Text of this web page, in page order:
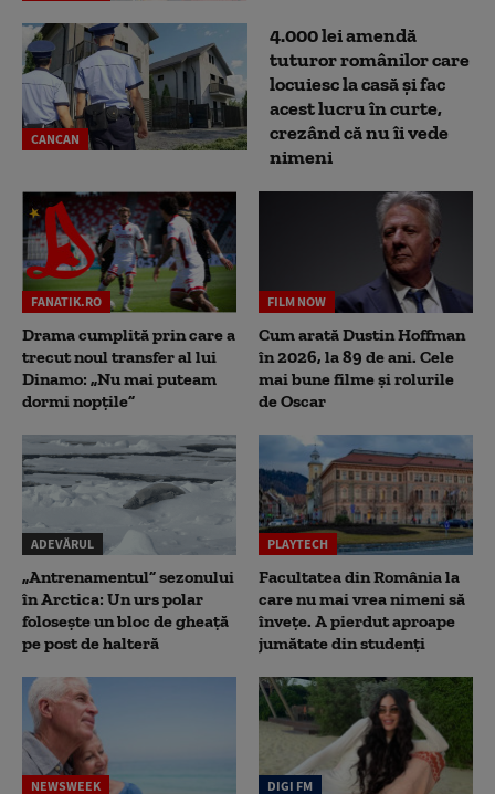
CANCAN
4.000 lei amendă
tuturor românilor care
locuiesc la casă și fac
acest lucru în curte,
crezând că nu îi vede
nimeni
FANATIK.RO
Drama cumplită prin care a
trecut noul transfer al lui
Dinamo: „Nu mai puteam
dormi nopțile”
FILM NOW
Cum arată Dustin Hoffman
în 2026, la 89 de ani. Cele
mai bune filme și rolurile
de Oscar
ADEVĂRUL
„Antrenamentul” sezonului
în Arctica: Un urs polar
folosește un bloc de gheață
pe post de halteră
PLAYTECH
Facultatea din România la
care nu mai vrea nimeni să
înveţe. A pierdut aproape
jumătate din studenţi
NEWSWEEK DIGI FM